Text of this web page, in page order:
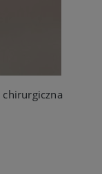
chirurgiczna